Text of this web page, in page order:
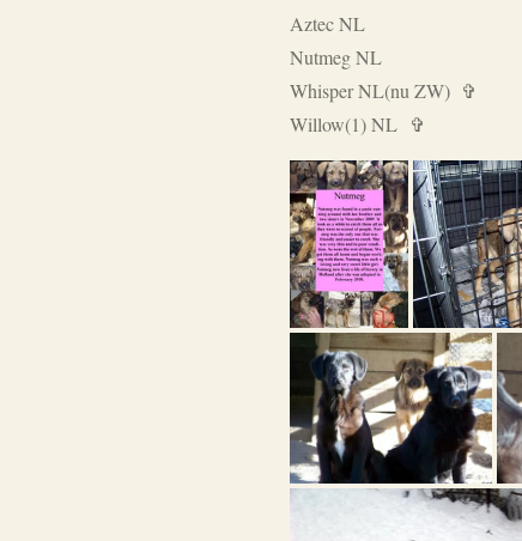
Aztec NL
Nutmeg NL
Whisper NL(nu ZW) ✞
Willow(1) NL ✞